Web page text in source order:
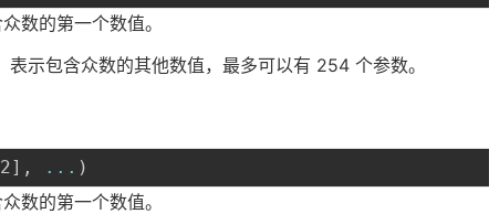
数的第一个数值。
表示包含众数的其他数值，最多可以有 254 个参数。
] , ... )
数的第一个数值。